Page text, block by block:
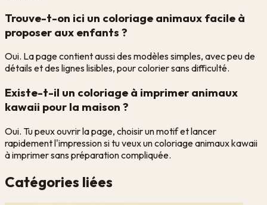
Trouve-t-on ici un coloriage animaux facile à
proposer aux enfants ?
Oui. La page contient aussi des modèles simples, avec peu de
détails et des lignes lisibles, pour colorier sans difficulté.
Existe-t-il un coloriage à imprimer animaux
kawaii pour la maison ?
Oui. Tu peux ouvrir la page, choisir un motif et lancer
rapidement l'impression si tu veux un coloriage animaux kawaii
à imprimer sans préparation compliquée.
Catégories liées